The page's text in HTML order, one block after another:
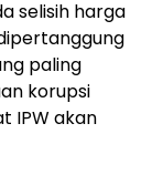
selisih harga
paling
korupsi
IPW akan